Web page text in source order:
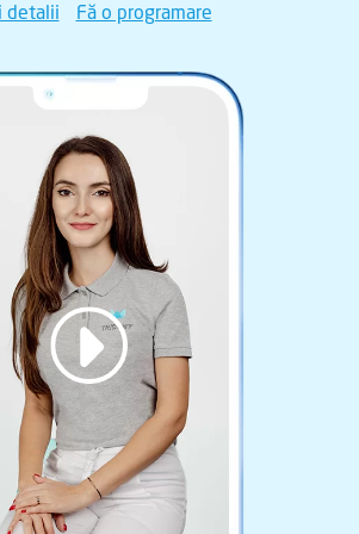
detalii Fă o programare